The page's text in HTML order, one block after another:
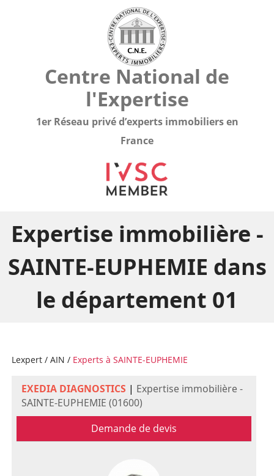
Centre National de
l'Expertise
1er Réseau privé d’experts immobiliers en
France
Expertise immobilière -
SAINTE-EUPHEMIE dans
le département 01
Lexpert/ AIN / Experts à SAINTE-EUPHEMIE
EXEDIA DIAGNOSTICS | Expertise immobilière -
SAINTE-EUPHEMIE (01600)
Demande de devis